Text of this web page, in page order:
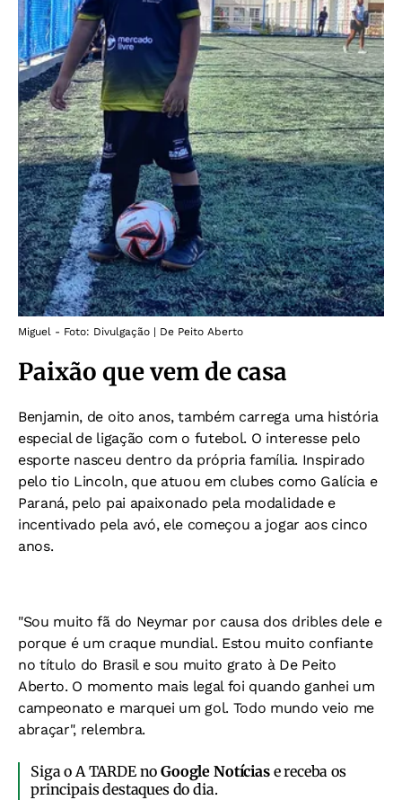
Miguel - Foto: Divulgação | De Peito Aberto
Paixão que vem de casa
Benjamin, de oito anos, também carrega uma história
especial de ligação com o futebol. O interesse pelo
esporte nasceu dentro da própria família. Inspirado
pelo tio Lincoln, que atuou em clubes como Galícia e
Paraná, pelo pai apaixonado pela modalidade e
incentivado pela avó, ele começou a jogar aos cinco
anos.
"Sou muito fã do Neymar por causa dos dribles dele e
porque é um craque mundial. Estou muito confiante
no título do Brasil e sou muito grato à De Peito
Aberto. O momento mais legal foi quando ganhei um
campeonato e marquei um gol. Todo mundo veio me
abraçar", relembra.
Siga o A TARDE noGoogle Notíciase receba os
principais destaques do dia.